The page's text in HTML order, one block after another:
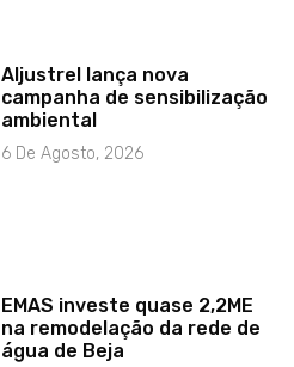
Aljustrel lança nova
campanha de sensibilização
ambiental
6 De Agosto, 2026
EMAS investe quase 2,2ME
na remodelação da rede de
água de Beja